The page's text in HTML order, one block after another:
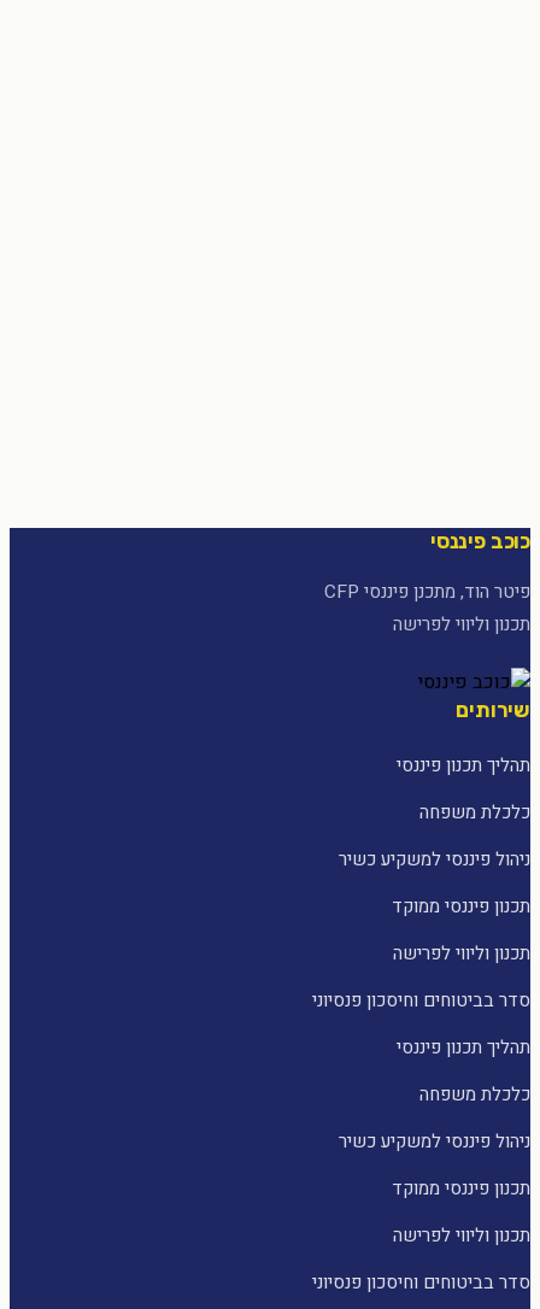
כוכב פיננסי
פיטר הוד, מתכנן פיננסי CFP
תכנון וליווי לפרישה
שירותים
תהליך תכנון פיננסי
כלכלת משפחה
ניהול פיננסי למשקיע כשיר
תכנון פיננסי ממוקד
תכנון וליווי לפרישה
סדר בביטוחים וחיסכון פנסיוני
תהליך תכנון פיננסי
כלכלת משפחה
ניהול פיננסי למשקיע כשיר
תכנון פיננסי ממוקד
תכנון וליווי לפרישה
סדר בביטוחים וחיסכון פנסיוני